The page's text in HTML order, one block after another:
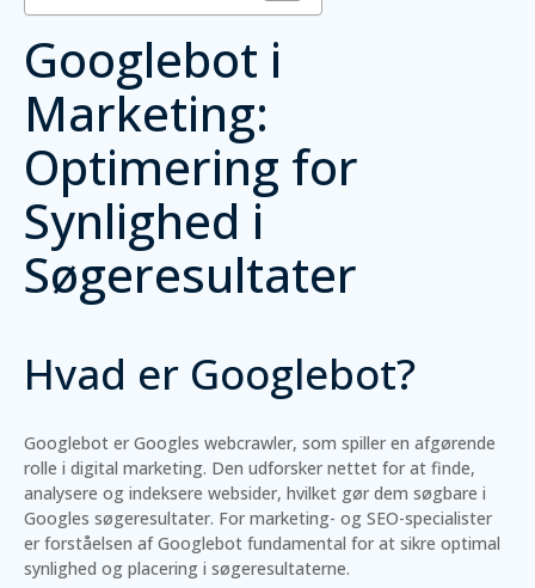
Googlebot i
Marketing:
Optimering for
Synlighed i
Søgeresultater
Hvad er Googlebot?
Googlebot er Googles webcrawler, som spiller en afgørende
rolle i digital marketing. Den udforsker nettet for at finde,
analysere og indeksere websider, hvilket gør dem søgbare i
Googles søgeresultater. For marketing- og SEO-specialister
er forståelsen af Googlebot fundamental for at sikre optimal
synlighed og placering i søgeresultaterne.